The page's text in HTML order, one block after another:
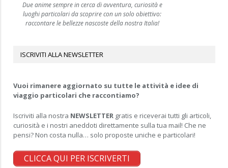
Due anime sempre in cerca di avventura, curiosità e
luoghi particolari da scoprire con un solo obiettivo:
raccontare le bellezze nascoste della nostra Italia!
ISCRIVITI ALLA NEWSLETTER
Vuoi rimanere aggiornato su tutte le attività e idee di
viaggio particolari che raccontiamo?
Iscriviti alla nostra NEWSLETTER gratis e riceverai tutti gli articoli,
curiosità e i nostri aneddoti direttamente sulla tua mail! Che ne
pensi? Non costa nulla… solo proposte uniche e particolari!
CLICCA QUI PER ISCRIVERTI